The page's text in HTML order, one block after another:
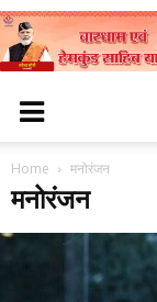
Home मनोरंजन
मनोरंजन